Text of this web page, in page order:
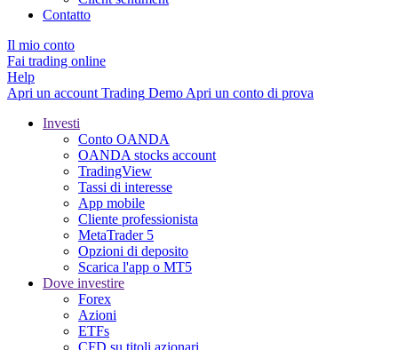
Contatto
Il mio conto
Fai trading online
Help
Apri un account Trading Demo Apri un conto di prova
Investi
Conto OANDA
OANDA stocks account
TradingView
Tassi di interesse
App mobile
Cliente professionista
MetaTrader 5
Opzioni di deposito
Scarica l'app o MT5
Dove investire
Forex
Azioni
ETFs
CFD su titoli azionari